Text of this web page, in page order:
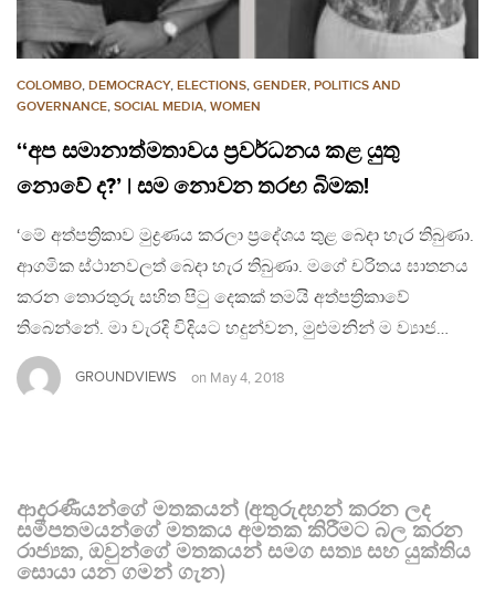
COLOMBO, DEMOCRACY, ELECTIONS, GENDER, POLITICS AND
GOVERNANCE, SOCIAL MEDIA, WOMEN
‘‘අප සමානාත්මතාවය ප්‍රවර්ධනය කළ යුතු
නොවේ ද?’ | සම නොවන තරඟ බිමක!
‘මේ අත්පත්‍රිකාව මුද්‍රණය කරලා ප්‍රදේශය තුළ බෙදා හැර තිබුණා.
ආගමික ස්ථානවලත් බෙදා හැර තිබුණා. මගේ චරිතය ඝාතනය
කරන තොරතුරු සහිත පිටු දෙකක් තමයි අත්පත්‍රිකාවේ
තිබෙන්නේ. මා වැරදි විදියට හදුන්වන, මුළුමනින් ම ව්‍යාජ…
GROUNDVIEWS on May 4, 2018
ආදරණීයන්ගේ මතකයන් (අතුරුදහන් කරන ලද
සමීපතමයන්ගේ මතකය අමතක කිරීමට බල කරන
රාජ්‍යක, ඔවුන්ගේ මතකයන් සමග සත්‍ය සහ යුක්තිය
සොයා යන ගමන් ගැන)